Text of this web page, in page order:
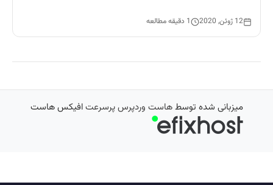
12 ژوئن, 2020 1 دقیقه مطالعه
میزبانی شده توسطهاست وردپرس پرسرعتافیکس هاست